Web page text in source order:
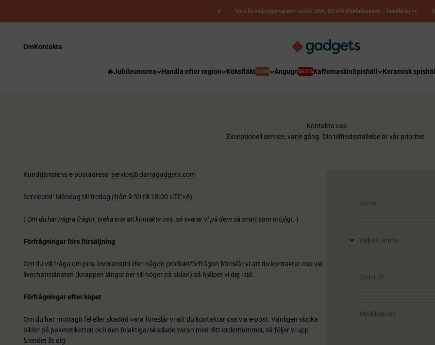
Våra försäljningsregioner täcker USA, EU och Storbritannien — handla nu >>
🔥Jubileumsrea Handla efter region KöksfläktVARM ÅngugnBÄSTAKaffemaskinSpishäll Keramisk
Kerry-prylar
OmKontakta
Kontakta oss
Exceptionell service, varje gång. Din tillfredsställelse är vår prioritet.
Kundtjänstens e-postadress: service@ciarragadgets.com
Servicetid: Måndag till fredag ​​(från 9:30 till 18:00 UTC+8)
( Om du har några frågor, tveka inte att kontakta oss, så svarar vi på dem så snart som möjligt. )
Förfrågningar före försäljning
Om du vill fråga om pris, leveranstid eller någon produktförfrågan föreslår vi att du kontaktar oss via
livechatttjänsten (knappen längst ner till höger på sidan) så hjälper vi dig i tid.
Förfrågningar efter köpet
Om du har mottagit fel eller skadad vara föreslår vi att du kontaktar oss via e-post. Vänligen skicka
bilder på paketetiketten och den felaktiga/skadade varan med ditt ordernummer, så följer vi upp
ärendet åt dig.
namn
Välj ett ämne
Order-ID
Meddelande